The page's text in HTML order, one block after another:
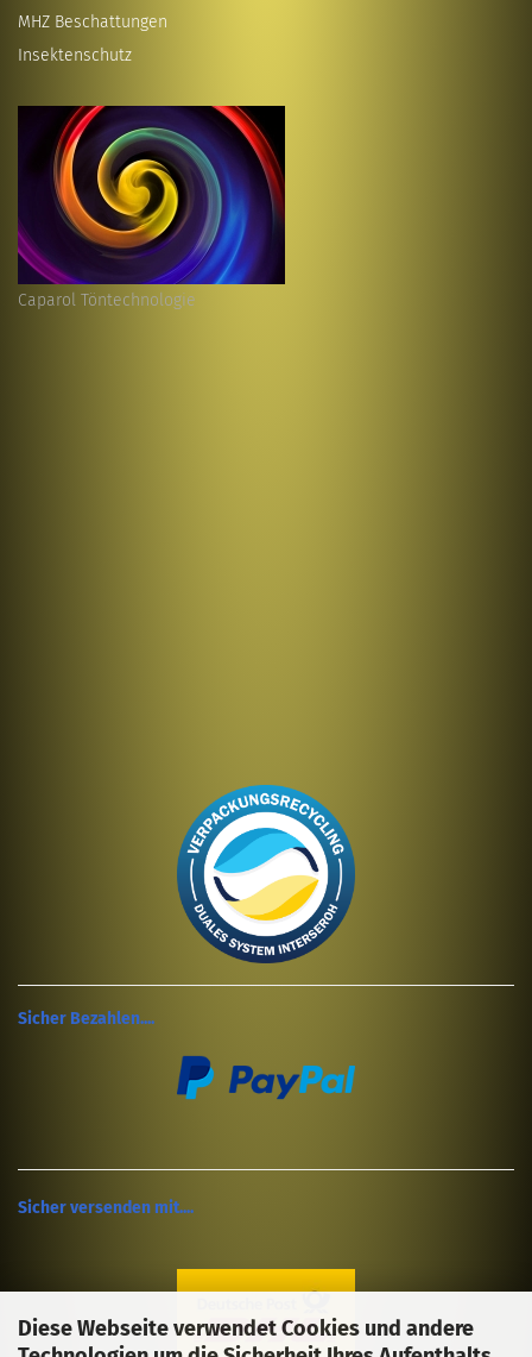
Diese Webseite verwendet Cookies und andere
MHZ Beschattungen
Insektenschutz
Caparol Töntechnologie
Sicher Bezahlen....
Sicher versenden mit....